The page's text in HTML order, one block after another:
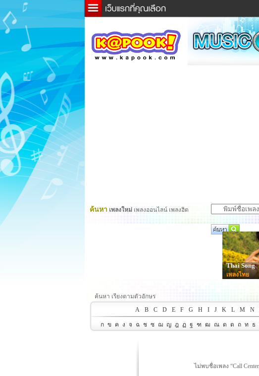
ข่าวด่วน
ละคร
ค้นหา เพลงใหม่ เพลงออนไลน์ เพลงฮิต
Thai Song
เพลงไทย
ค้นหา เรียงตามตัวอักษร
A
B C D E F G H I J K L M N
ก ข ค ง จ ฉ ช ซ ฌ ญ ฎ ฏ ฐ ฑ ฒ ณ ด ต ถ ท ธ
ไม่พบชื่อเพลง “Call